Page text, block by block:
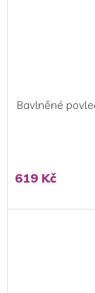
Bavlněné
produktu
5,0
619 Kč